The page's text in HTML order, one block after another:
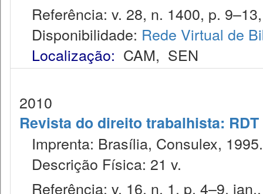
Referência: v. 28, n. 1400, p.
Disponibilidade: Rede Virtual de
Localização: CAM, SEN
2010
Revista do direito trabalhista: RDT
Imprenta: Brasília, Consulex, 1995.
Descrição Física: 21 v.
Referência: v. 16, n. 1, p. 4–9,